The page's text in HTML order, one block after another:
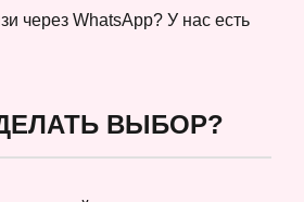
через WhatsApp? У нас есть
ВЫБОР?